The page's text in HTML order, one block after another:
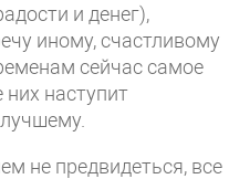
и денег),
иному, счастливому
сейчас самое
наступит
не предвидеться, все